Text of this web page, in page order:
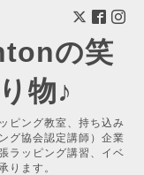
の笑
物♪
ピング教室、持ち込み
グ協会認定講師）企業
ラッピング講習、イベ
ります。